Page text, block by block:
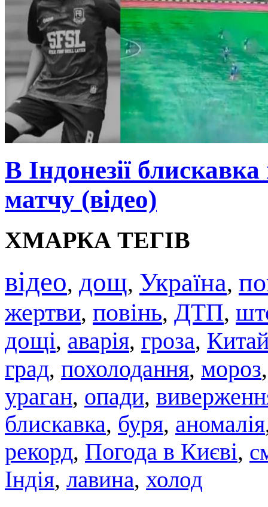
В Індонезії
матчу (відео)
ХМАРКА ТЕГІВ
відео, дощ, Україна,
жертви, повінь, ДТП,
дощі, аварія, гроза,
град, похолодання, мороз
ураган, опади,
блискавка, буря, аномалія
рекорд, Погода в Києві,
Індія, лавина, холод